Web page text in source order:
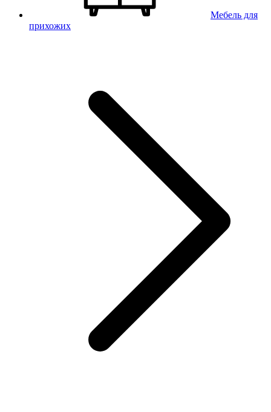
Мебель для
прихожих